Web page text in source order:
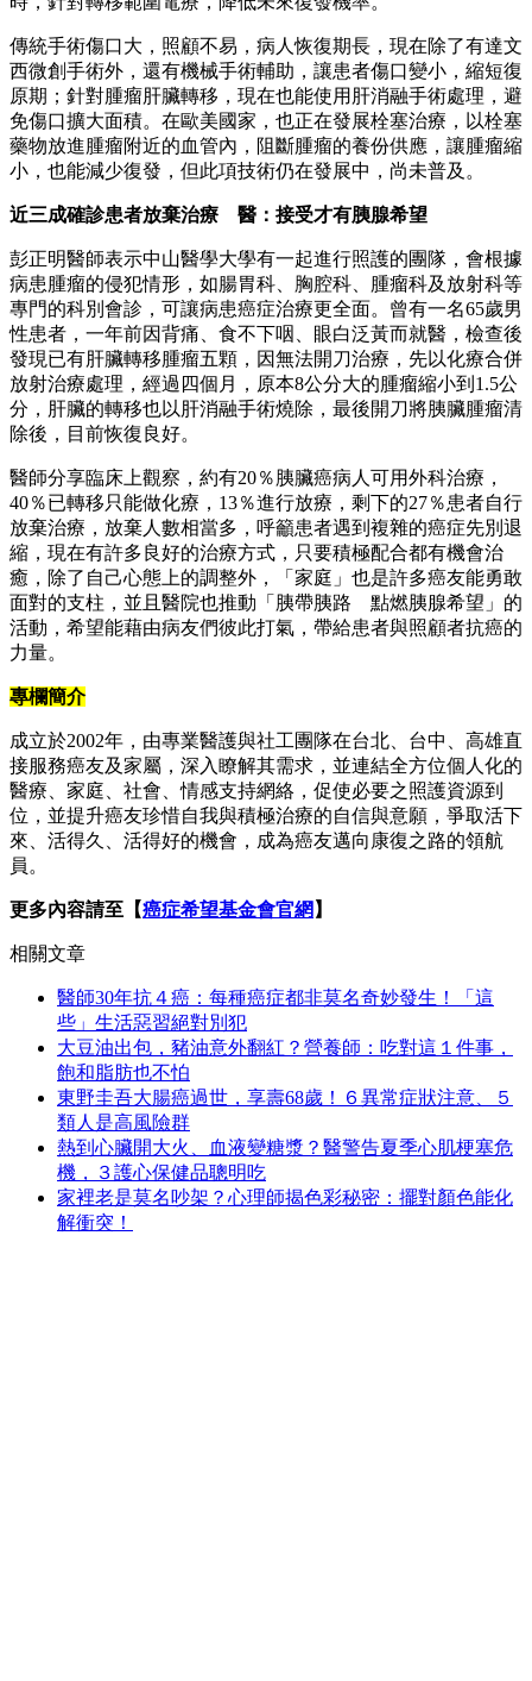
傳統手術傷口大，照顧不易，病人恢復期長，現在除了有達文
西微創手術外，還有機械手術輔助，讓患者傷口變小，縮短復
原期；針對腫瘤肝臟轉移，現在也能使用肝消融手術處理，避
免傷口擴大面積。在歐美國家，也正在發展栓塞治療，以栓塞
藥物放進腫瘤附近的血管內，阻斷腫瘤的養份供應，讓腫瘤縮
小，也能減少復發，但此項技術仍在發展中，尚未普及。
近三成確診患者放棄治療 醫：接受才有胰腺希望
彭正明醫師表示中山醫學大學有一起進行照護的團隊，會根據
病患腫瘤的侵犯情形，如腸胃科、胸腔科、腫瘤科及放射科等
專門的科別會診，可讓病患癌症治療更全面。曾有一名65歲男
性患者，一年前因背痛、食不下咽、眼白泛黃而就醫，檢查後
發現已有肝臟轉移腫瘤五顆，因無法開刀治療，先以化療合併
放射治療處理，經過四個月，原本8公分大的腫瘤縮小到1.5公
分，肝臟的轉移也以肝消融手術燒除，最後開刀將胰臟腫瘤清
除後，目前恢復良好。
醫師分享臨床上觀察，約有20％胰臟癌病人可用外科治療，
40％已轉移只能做化療，13％進行放療，剩下的27％患者自行
放棄治療，放棄人數相當多，呼籲患者遇到複雜的癌症先別退
縮，現在有許多良好的治療方式，只要積極配合都有機會治
癒，除了自己心態上的調整外，「家庭」也是許多癌友能勇敢
面對的支柱，並且醫院也推動「胰帶胰路 點燃胰腺希望」的
活動，希望能藉由病友們彼此打氣，帶給患者與照顧者抗癌的
力量。
專欄簡介
成立於2002年，由專業醫護與社工團隊在台北、台中、高雄直
接服務癌友及家屬，深入瞭解其需求，並連結全方位個人化的
醫療、家庭、社會、情感支持網絡，促使必要之照護資源到
位，並提升癌友珍惜自我與積極治療的自信與意願，爭取活下
來、活得久、活得好的機會，成為癌友邁向康復之路的領航
員。
更多內容請至【癌症希望基金會官網 】
相關文章
醫師30年抗４癌：每種癌症都非莫名奇妙發生！「這
些」生活惡習絕對別犯
大豆油出包，豬油意外翻紅？營養師：吃對這１件事，
飽和脂肪也不怕
東野圭吾大腸癌過世，享壽68歲！６異常症狀注意、５
類人是高風險群
熱到心臟開大火、血液變糖漿？醫警告夏季心肌梗塞危
機，３護心保健品聰明吃
家裡老是莫名吵架？心理師揭色彩秘密：擺對顏色能化
解衝突！